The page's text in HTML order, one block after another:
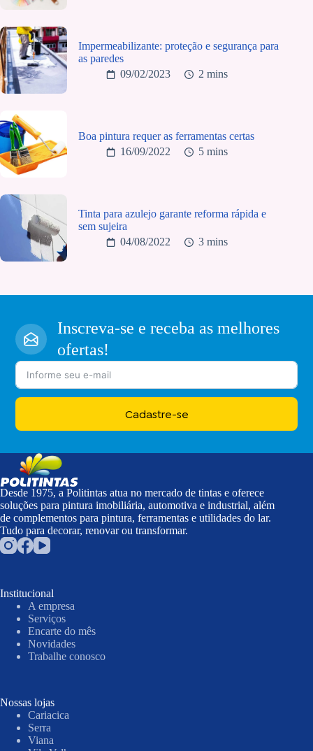
Impermeabilizante: proteção e segurança para
as paredes
09/02/2023
2 mins
Boa pintura requer as ferramentas certas
16/09/2022
5 mins
Tinta para azulejo garante reforma rápida e
sem sujeira
04/08/2022
3 mins
Inscreva-se e receba as melhores
ofertas!
Cadastre-se
Desde 1975, a Politintas atua no mercado de tintas e oferece
soluções para pintura imobiliária, automotiva e industrial, além
de complementos para pintura, ferramentas e utilidades do lar.
Tudo para decorar, renovar ou transformar.
Institucional
A empresa
Serviços
Encarte do mês
Novidades
Trabalhe conosco
Nossas lojas
Cariacica
Serra
Viana